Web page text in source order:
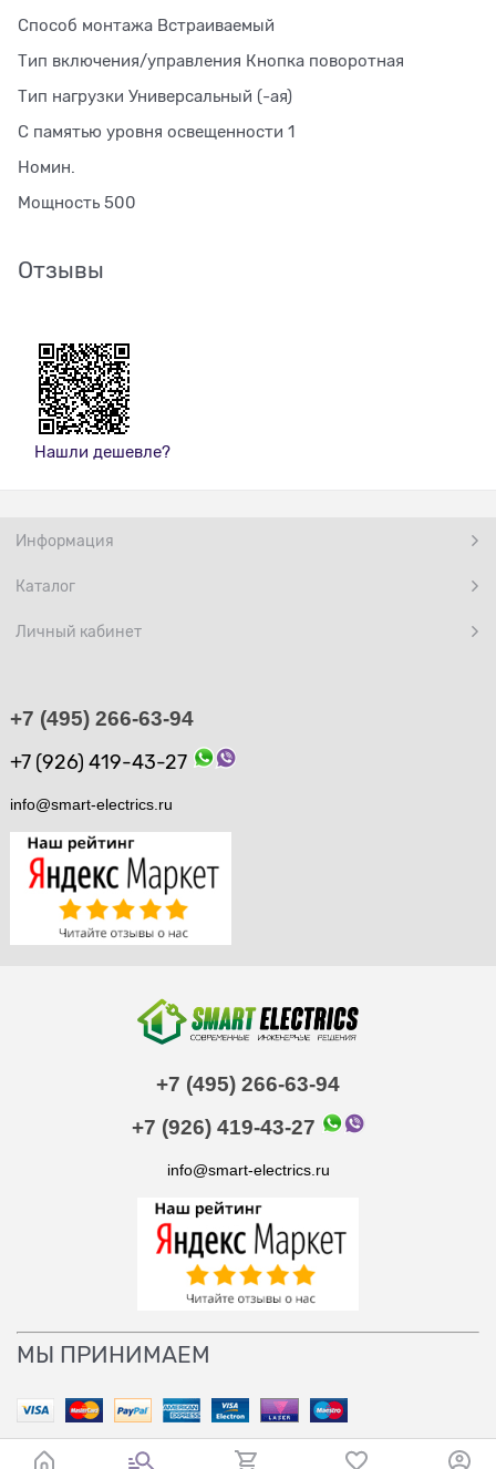
Способ монтажа Встраиваемый
Тип включения/управления Кнопка поворотная
Тип нагрузки Универсальный (-ая)
С памятью уровня освещенности 1
Номин.
Мощность 500
Отзывы
Нашли дешевле?
Информация
Каталог
Личный кабинет
+7 (495) 266-63-94
+7 (926) 419-43-27
info@smart-electrics.ru
+7 (495) 266-63-94
+7 (926) 419-43-27
info@smart-electrics.ru
МЫ ПРИНИМАЕМ